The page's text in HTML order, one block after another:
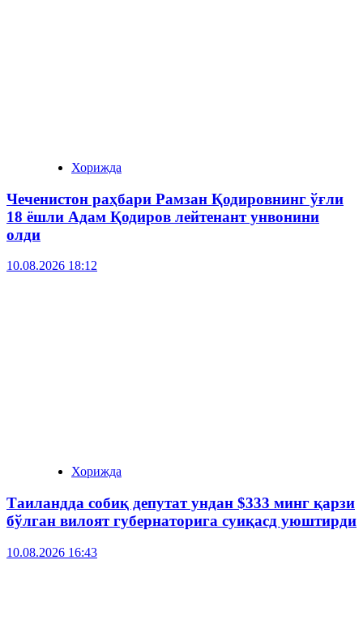
Хорижда
Чеченистон раҳбари Рамзан Қодировнинг ўғли
18 ёшли Адам Қодиров лейтенант унвонини
олди
10.08.2026 18:12
Хорижда
Таиландда собиқ депутат ундан $333 минг қарзи
бўлган вилоят губернаторига суиқасд уюштирди
10.08.2026 16:43